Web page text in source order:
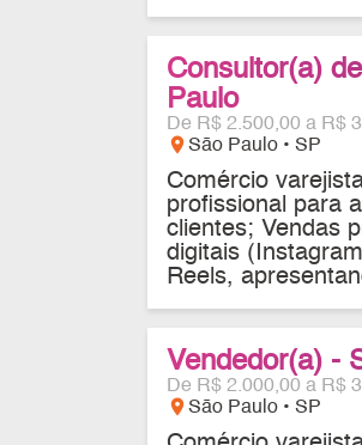
Consultor(a)
Paulo
De R$ 2.500,00 a R$
location_onSão Paulo • SP
Comércio
profissional para
clientes; Vendas
digitais
Reels,
Vendedor(a) -
De R$ 2.000,00 a R$
location_onSão Paulo • SP